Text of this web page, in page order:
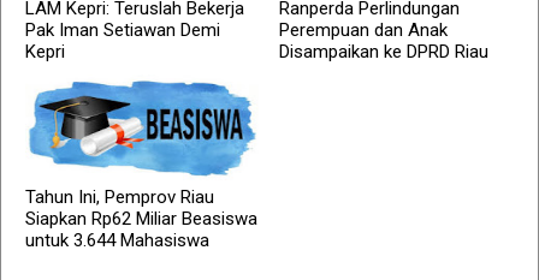
LAM Kepri: Teruslah Bekerja
Pak Iman Setiawan Demi
Kepri
Ranperda Perlindungan
Perempuan dan Anak
Disampaikan ke DPRD Riau
Tahun Ini, Pemprov Riau
Siapkan Rp62 Miliar Beasiswa
untuk 3.644 Mahasiswa